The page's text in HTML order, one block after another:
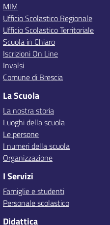
MIM
Ufficio Scolastico Regionale
Ufficio Scolastico Territoriale
Scuola in Chiaro
Iscrizioni On Line
Invalsi
Comune di Brescia
La Scuola
La nostra storia
Luoghi della scuola
Le persone
I numeri della scuola
Organizzazione
I Servizi
Famiglie e studenti
Personale scolastico
Didattica